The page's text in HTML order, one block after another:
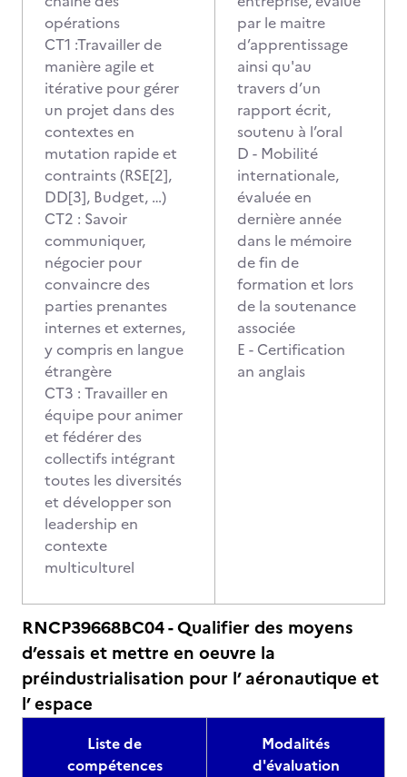
opérations
CT1 :Travailler de
manière agile et
itérative pour gérer
un projet dans des
contextes en
mutation rapide et
contraints (RSE[2],
DD[3], Budget, …)
CT2 : Savoir
communiquer,
négocier pour
convaincre des
parties prenantes
internes et externes,
y compris en langue
étrangère
CT3 : Travailler en
équipe pour animer
et fédérer des
collectifs intégrant
toutes les diversités
et développer son
leadership en
contexte
multiculturel
par le maitre
d’apprentissage
ainsi qu'au
travers d’un
rapport écrit,
soutenu à l’oral
D - Mobilité
internationale,
évaluée en
dernière année
dans le mémoire
de fin de
formation et lors
de la soutenance
associée
E - Certification
an anglais
RNCP39668BC04 - Qualifier des moyens
d’essais et mettre en oeuvre la
préindustrialisation pour l’ aéronautique et
l’ espace
Liste de
compétences
Modalités
d'évaluation